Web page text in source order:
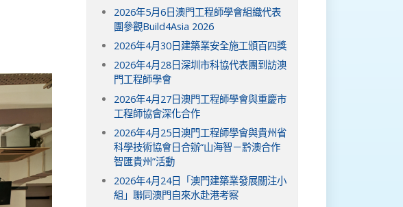
2026年5月6日澳門工程師學會組織代表
團參觀Build4Asia 2026
2026年4月30日建築業安全施工頒百四獎
2026年4月28日深圳市科協代表團到訪澳
門工程師學會
2026年4月27日澳門工程師學會與重慶市
工程師協會深化合作
2026年4月25日澳門工程師學會與貴州省
科學技術協會日合辦“山海智－黔澳合作
智匯貴州”活動
2026年4月24日「澳門建築業發展關注小
組」聯同澳門自來水赴港考察